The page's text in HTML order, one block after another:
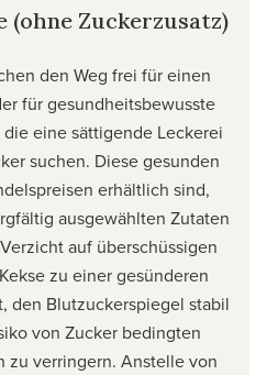
(ohne Zuckerzusatz)
den Weg frei für einen
für gesundheitsbewusste
eine sättigende Leckerei
suchen. Diese gesunden
erhältlich sind,
ausgewählten Zutaten
auf überschüssigen
zu einer gesünderen
den Blutzuckerspiegel stabil
von Zucker bedingten
zu verringern. Anstelle von